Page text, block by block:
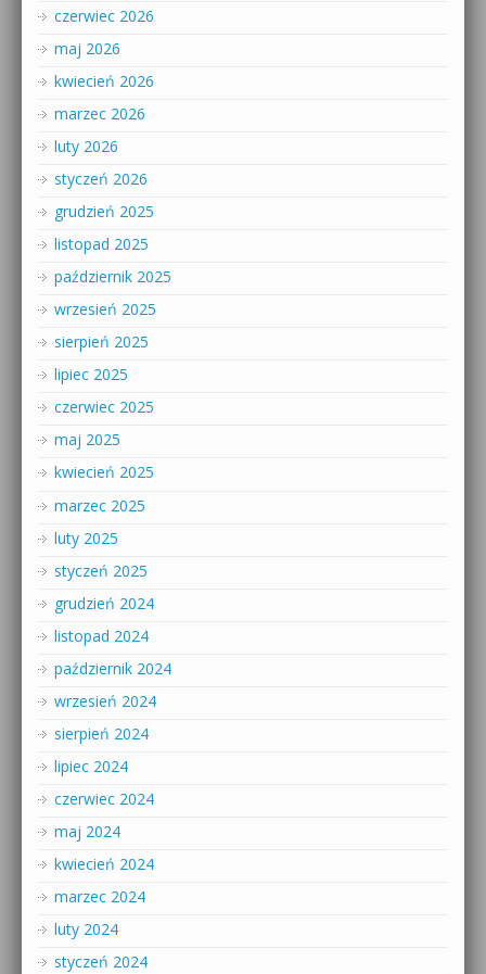
czerwiec 2026
maj 2026
kwiecień 2026
marzec 2026
luty 2026
styczeń 2026
grudzień 2025
listopad 2025
październik 2025
wrzesień 2025
sierpień 2025
lipiec 2025
czerwiec 2025
maj 2025
kwiecień 2025
marzec 2025
luty 2025
styczeń 2025
grudzień 2024
listopad 2024
październik 2024
wrzesień 2024
sierpień 2024
lipiec 2024
czerwiec 2024
maj 2024
kwiecień 2024
marzec 2024
luty 2024
styczeń 2024